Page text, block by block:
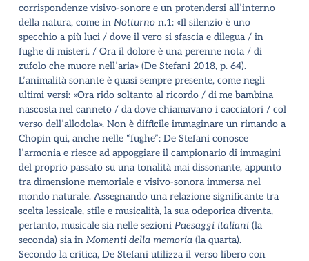
corrispondenze visivo-sonore e un protendersi all’interno
della natura, come in Notturnon.1: «Il silenzio è uno
specchio a più luci / dove il vero si sfascia e dilegua / in
fughe di misteri. / Ora il dolore è una perenne nota / di
zufolo che muore nell’aria» (De Stefani 2018, p. 64).
L’animalità sonante è quasi sempre presente, come negli
ultimi versi: «Ora rido soltanto al ricordo / di me bambina
nascosta nel canneto / da dove chiamavano i cacciatori / col
verso dell’allodola». Non è difficile immaginare un rimando a
Chopin qui, anche nelle “fughe”: De Stefani conosce
l’armonia e riesce ad appoggiare il campionario di immagini
del proprio passato su una tonalità mai dissonante, appunto
tra dimensione memoriale e visivo-sonora immersa nel
mondo naturale. Assegnando una relazione significante tra
scelta lessicale, stile e musicalità, la sua odeporica diventa,
pertanto, musicale sia nelle sezioni Paesaggi italiani(la
seconda) sia in Momenti della memoria(la quarta).
Secondo la critica, De Stefani utilizza il verso libero con